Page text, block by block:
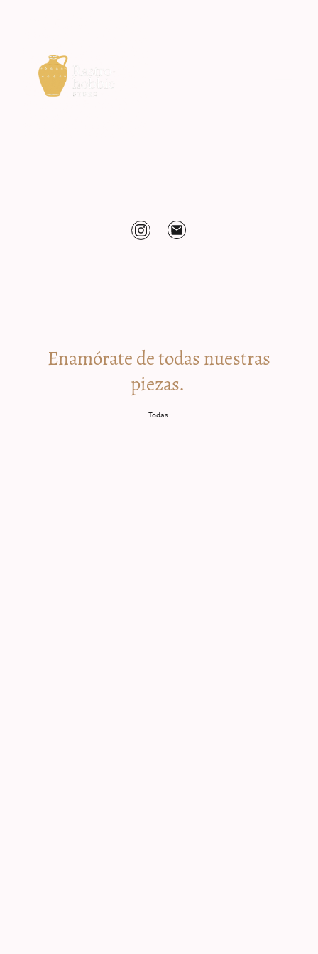
Enamórate de todas nuestras
piezas.
Todas